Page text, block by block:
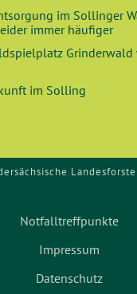
im Sollinger
immer häufiger
Grinderwald
im Solling
Notfalltreffpunkte
Impressum
Datenschutz